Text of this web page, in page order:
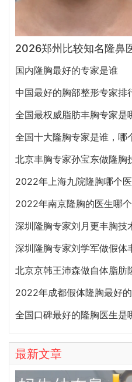
国内隆胸最好的专家是谁
中国最好的胸部整形专家排
全国最权威脂肪丰胸专家是
全国十大隆胸专家是谁，哪
北京丰胸专家孙宝东做隆胸
2022年上海九院隆胸哪个
2022年南京隆胸的医生哪
深圳隆胸专家刘月更丰胸技
深圳隆胸专家刘学军做假体
北京京韩王沛森做自体脂肪
2022年成都假体隆胸最好
全国口碑最好的隆胸医生是
最新文章